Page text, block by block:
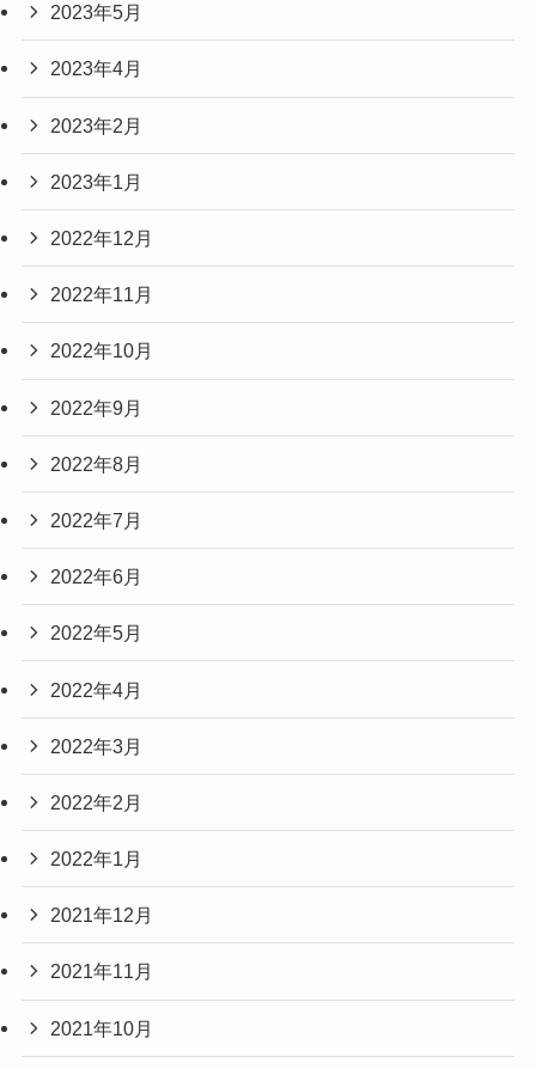
2023年5月
2023年4月
2023年2月
2023年1月
2022年12月
2022年11月
2022年10月
2022年9月
2022年8月
2022年7月
2022年6月
2022年5月
2022年4月
2022年3月
2022年2月
2022年1月
2021年12月
2021年11月
2021年10月